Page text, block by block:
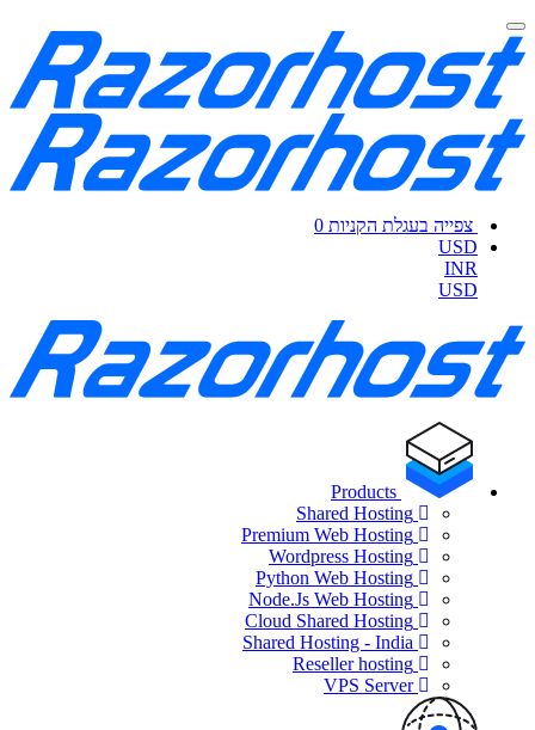
צפייה בעגלת הקניות 0
USD
INR
USD
Products
VPS Server